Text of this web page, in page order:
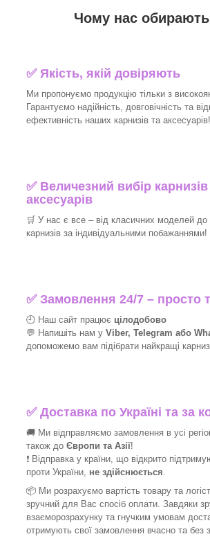
Чому нас
✅Якість, якій довіряють
Ми пропонуємо продукцію тільки з
Гарантуємо надійність, довговічність та
ефективність наших карнизів та аксесуарів!​
✅ Величезний вибір карнизів
аксесуарів
🛒 У нас є все – від класичних моделей до
карнизів за індивідуальними побажаннями!​
✅Замовлення 24/7 – просто
🕘 Наш сайт працює цілодобово
💬 Напишіть нам у Viber, Telegram або
допоможемо вам підібрати найкращі
✅Доставка по Україні та за
🚚 Ми відправляємо замовлення в усі
також до Європи та Азії!
❗ Відправка у країни, що відкрито
проти України, не здійснюється
📦 Ми розрахуємо вартість товару та
зручний для Вас спосіб оплати. Завдяки
взаєморозрахунку та гнучким умовам
отримують свої замовлення вчасно та без